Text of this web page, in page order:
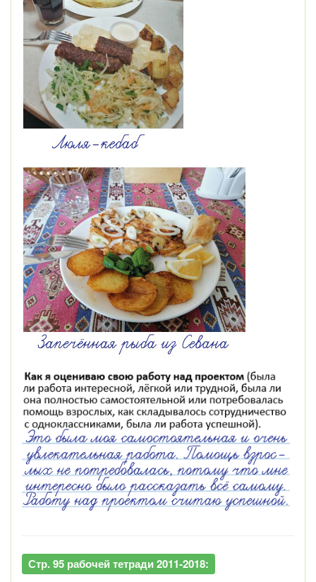
Стр. 95 рабочей тетради 2011-2018: